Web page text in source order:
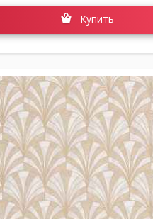
Купить